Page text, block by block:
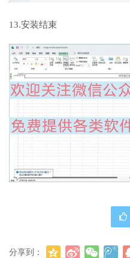
13.安装结束
分享到：